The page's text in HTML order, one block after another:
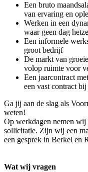
Een bruto
van ervaring en
Werken in een
waar geen dag
Een informele
groot bedrijf
De markt van
volop ruimte voor
Een jaarcontract
een vast contract
Ga jij aan de slag als
weten!
Op werkdagen nemen
sollicitatie. Zijn wij een
een gesprek in Berkel en
Wat wij vragen